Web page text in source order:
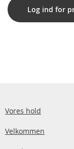
Log ind for
Vores hold
Velkommen